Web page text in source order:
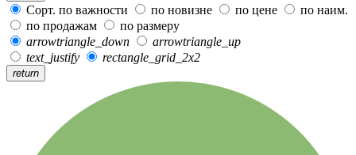
Сорт. по важности по новизне по цене
по наим.
по продажам
по размеру
arrowtriangle_down
arrowtriangle_up
text_justify
rectangle_grid_2x2
return